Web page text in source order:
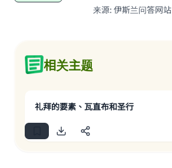
来源: 伊斯兰问答网站
相关主题
礼拜的要素、瓦直布和圣行
(MUSLIM, 1893)
Support IslamQA